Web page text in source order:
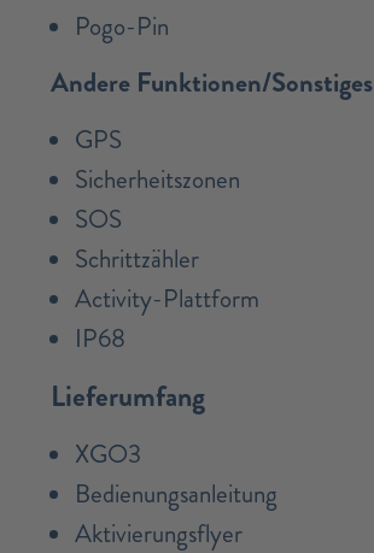
Pogo-Pin
Andere Funktionen/Sonstiges
GPS
Sicherheitszonen
SOS
Schrittzähler
Activity-Plattform
IP68
Lieferumfang
XGO3
Bedienungsanleitung
Aktivierungsflyer